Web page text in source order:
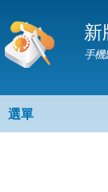
新
手
主選單
選單